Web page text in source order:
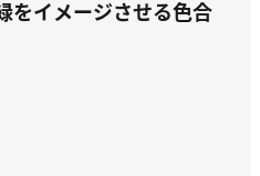
をイメージさせる色合